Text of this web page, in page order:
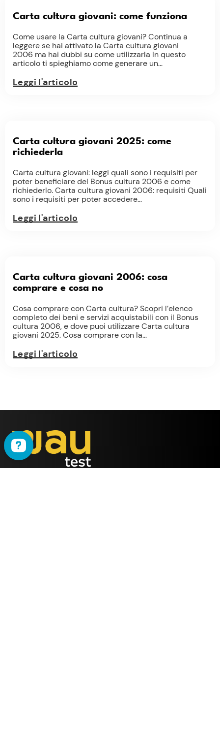
Carta cultura giovani: come funziona
Come usare la Carta cultura giovani? Continua a
leggere se hai attivato la Carta cultura giovani
2006 ma hai dubbi su come utilizzarla In questo
articolo ti spieghiamo come generare un...
Leggi l'articolo
Carta cultura giovani 2025: come
richiederla
Carta cultura giovani: leggi quali sono i requisiti per
poter beneficiare del Bonus cultura 2006 e come
richiederlo. Carta cultura giovani 2006: requisiti Quali
sono i requisiti per poter accedere...
Leggi l'articolo
Carta cultura giovani 2006: cosa
comprare e cosa no
Cosa comprare con Carta cultura? Scopri l’elenco
completo dei beni e servizi acquistabili con il Bonus
cultura 2006, e dove puoi utilizzare Carta cultura
giovani 2025. Cosa comprare con la...
Leggi l'articolo